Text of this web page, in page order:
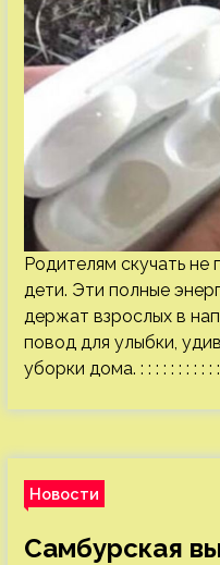
Родителям скучать не
дети. Эти полные
держат взрослых в
повод для улыбки,
уборки дома. : : : : : : : : : : :
Новости
Самбурская